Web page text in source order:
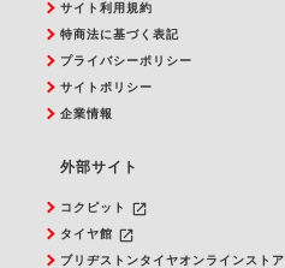
サイト利用規約
特商法に基づく表記
プライバシーポリシー
サイトポリシー
企業情報
外部サイト
コクピット launch
タイヤ館 launch
ブリヂストンタイヤオンラインストア